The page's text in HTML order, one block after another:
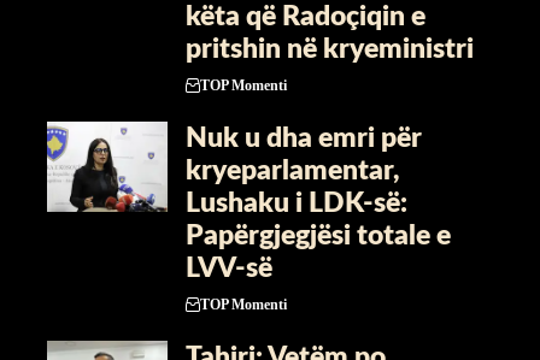
këta që Radoçiqin e
pritshin në kryeministri
TOP Momenti
Nuk u dha emri për
kryeparlamentar,
Lushaku i LDK-së:
Papërgjegjësi totale e
LVV-së
TOP Momenti